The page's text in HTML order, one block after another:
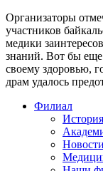
Организаторы
участников
медики
знаний. Вот бы еще
своему здоровью,
драм удалось
Филиал